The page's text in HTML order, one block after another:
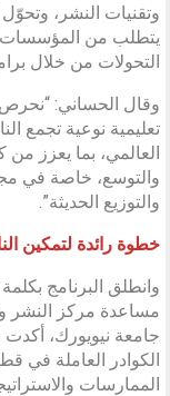
وتقنيات النشر،
يتطلب من المؤسسات
التحولات من خلال
وقال الحساني:
تعليمية نوعية تجمع
العالمي، بما يعزز من
والتوسع، خاصة في
والتوزيع الحديثة”.
خطوة رائدة لتمكين
وانطلق البرنامج
مساعدة مركز النشر
جامعة نيويورك، أكدت
الكوادر العاملة في
الممارسات